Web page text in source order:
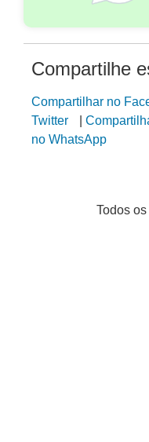
Compartilhe
Compartilhar no
Twitter
no WhatsApp
Todos